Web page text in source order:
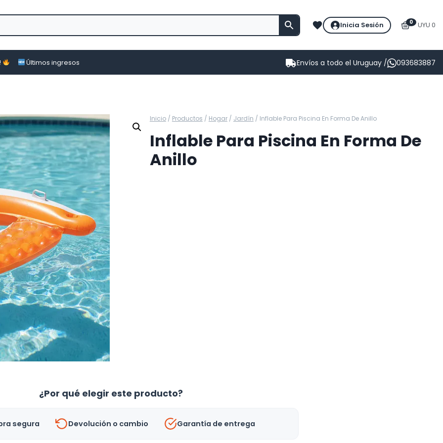
Inicia Sesión 0 UYU 0
Últimos ingresos Envíos a todo el Uruguay / 093683887
Inicio / Productos / Hogar / Jardín / Inflable Para Piscina En Forma De Anillo
Inflable Para Piscina En Forma De
Anillo
¿Por qué elegir este producto?
segura Devolución o cambio Garantía de entrega